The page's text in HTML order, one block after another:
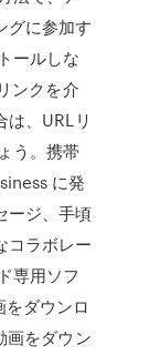
グに参加す
ールしな
ンクを介
は、URLリ
う。携帯
に発
ージ、手頃
コラボレー
専用ソフ
ダウンロ
画をダウン